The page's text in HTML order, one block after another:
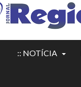
:: NOTÍCIA